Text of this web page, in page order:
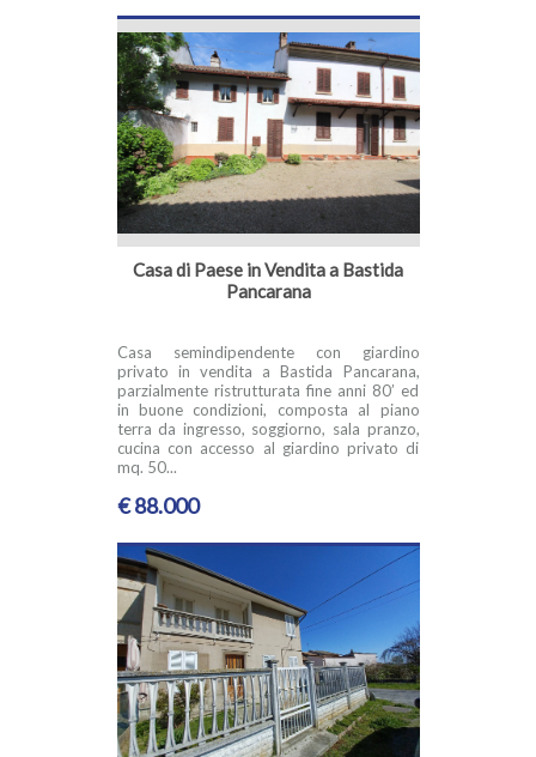
Casa di Paese in Vendita a Bastida
Pancarana
Casa semindipendente con giardino
privato in vendita a Bastida Pancarana,
parzialmente ristrutturata fine anni 80’ ed
in buone condizioni, composta al piano
terra da ingresso, soggiorno, sala pranzo,
cucina con accesso al giardino privato di
mq. 50...
€ 88.000